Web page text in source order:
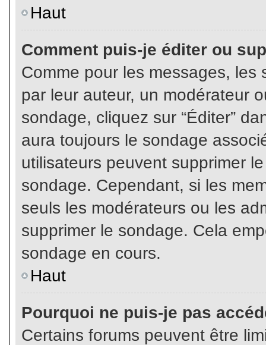
Haut
Comment puis-je éditer ou
Comme pour les messages,
par leur auteur, un modérateur
sondage, cliquez sur “Éditer”
aura toujours le sondage
utilisateurs peuvent supprimer
sondage. Cependant, si les
seuls les modérateurs ou les
supprimer le sondage. Cela
sondage en cours.
Haut
Pourquoi ne puis-je pas
Certains forums peuvent être